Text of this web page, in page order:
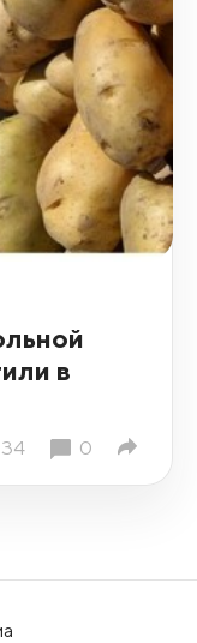
в
34 0